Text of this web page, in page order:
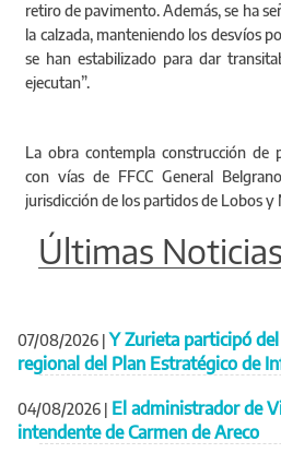
retiro de pavimento. Además, se ha
la calzada, manteniendo los desvíos
se han estabilizado para dar
ejecutan”.
‪La obra contempla construcción de
con vías de FFCC General
jurisdicción de los partidos de Lobos y
Últimas Noticias
07/08/2026 | Y Zurieta participó
regional del Plan Estratégico de
04/08/2026 | El administrador de
intendente de Carmen de Areco